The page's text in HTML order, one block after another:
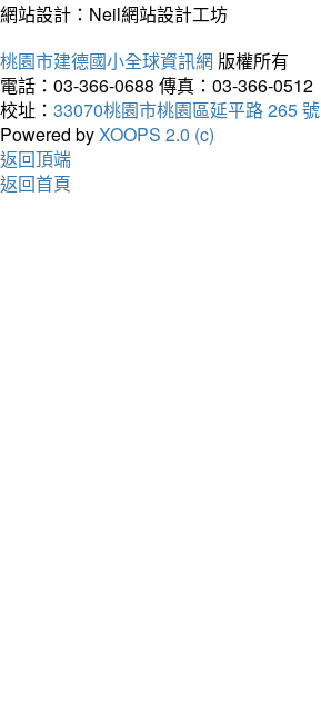
網站設計：Neil網站設計工坊
桃園市建德國小全球資訊網 版權所有
電話：03-366-0688 傳真：03-366-0512
校址： 33070桃園市桃園區延平路 265 號
Powered byXOOPS 2.0 (c)
返回頂端
返回首頁